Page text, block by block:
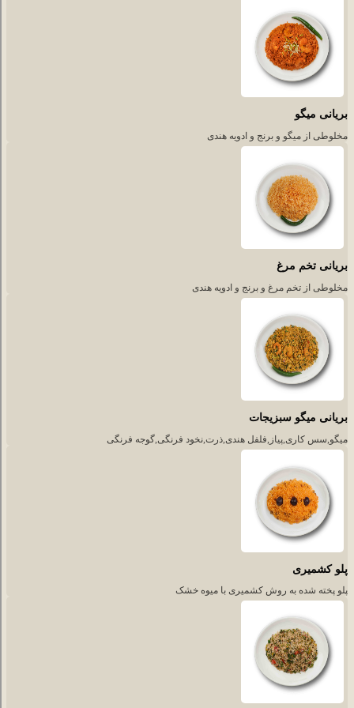
بریانی میگو
مخلوطی از میگو و برنج و ادویه هندی
بریانی تخم مرغ
مخلوطی از تخم مرغ و برنج و ادویه هندی
بریانی میگو سبزیجات
میگو,سس کاری,پیاز,فلفل هندی,ذرت,نخود فرنگی,گوجه فرنگی
پلو کشمیری
پلو پخته شده به روش کشمیری با میوه خشک